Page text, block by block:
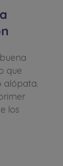
que
alópata.
los